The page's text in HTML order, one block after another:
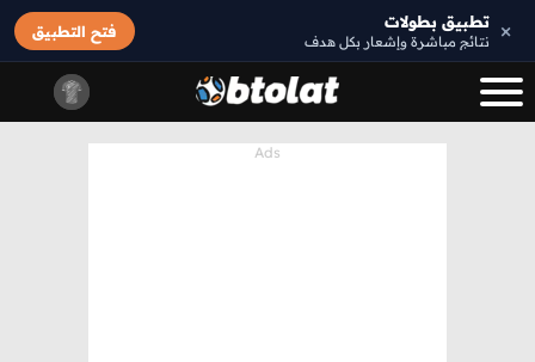
× تطبيق بطولات
نتائج مباشرة وإشعار بكل هدف
فتح التطبيق